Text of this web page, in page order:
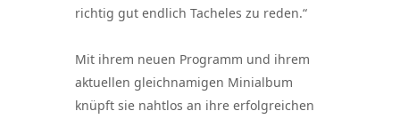
richtig gut endlich Tacheles zu reden.“
Mit ihrem neuen Programm und ihrem
aktuellen gleichnamigen Minialbum
knüpft sie nahtlos an ihre erfolgreichen